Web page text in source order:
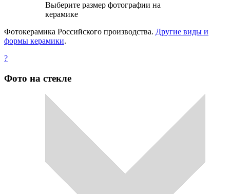
Выберите размер фотографии на
керамике
Фотокерамика Российского производства. Другие виды и
формы керамики.
?
Фото на стекле